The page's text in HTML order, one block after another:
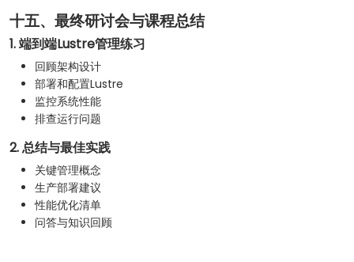
十五、最终研讨会与课程总结
1. 端到端Lustre管理练习
回顾架构设计
部署和配置Lustre
监控系统性能
排查运行问题
2. 总结与最佳实践
关键管理概念
生产部署建议
性能优化清单
问答与知识回顾